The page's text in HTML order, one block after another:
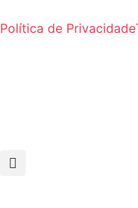
Política de Privacidade